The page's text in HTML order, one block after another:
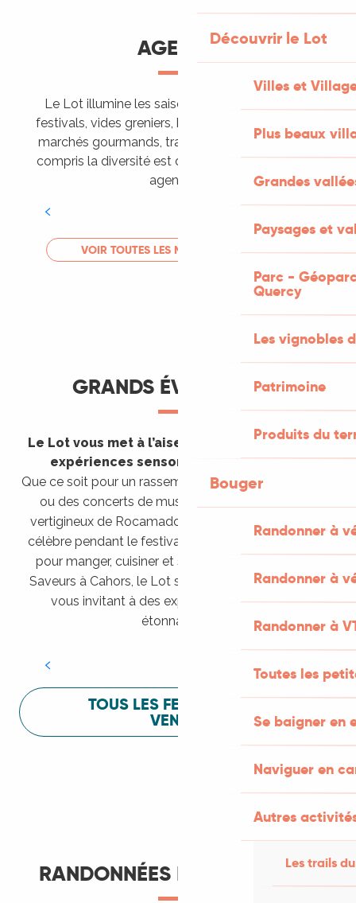
Découvrir le Lot
Villes et
Plus beaux
Grandes
Paysages et
Parc -
Quercy
Les vignobles
Patrimoine
Produits du
Bouger
Randonner à
Randonner à
Randonner à
Toutes les
Se baigner en
Naviguer en
Autres
Les trails
AGENDA
Le Lot illumine les saisons de ses animations :
festivals, vides greniers, brocantes, fêtes votives,
marchés gourmands, trails sportifs… Vous l’aurez
compris la diversité est de mise, alors tous à vos
agendas !
LIRE LA SUITE
VOIR TOUTES LES MANIFESTATIONS
GRANDS ÉVÈNEMENTS
Le Lot vous met à l’aise en vous invitant à des
expériences sensorielles étonnantes !
Que ce soit pour un rassemblement de montgolfières
ou des concerts de musique sacrée dans le site
vertigineux de Rocamadour, pour écouter un opéra
célèbre pendant le festival de Saint-Céré ou encore
pour manger, cuisiner et s’amuser pendant Lot of
Saveurs à Cahors, le Lot sait vous mettre à l’aise en
vous invitant à des expériences sensorielles
étonnantes !
Festival Lot of Saveurs
TOUS LES FESTIVALS À
VENIR
RANDONNÉES ET ITINÉRANCE